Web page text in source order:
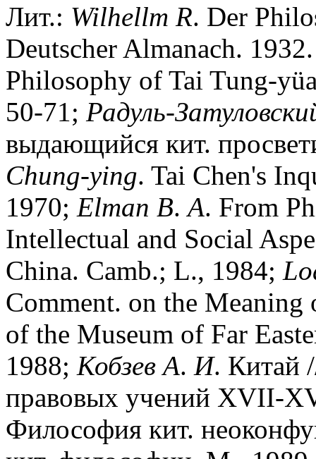
Лит.: Wilhellm R. Der
Deutscher Almanach.
Philosophy of Tai Tung-
50-71; Радуль-
выдающийся кит.
Chung-ying. Tai Chen's
1970; Elman B.A. From
Intellectual and Social
China. Camb.; L., 1984;
Comment. on the
of the Museum of Far
1988; Кобзев А. И. Китай
правовых учений XVII-
Философия кит.